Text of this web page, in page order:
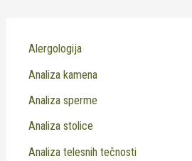
Alergologija
Analiza kamena
Analiza sperme
Analiza stolice
Analiza telesnih tečnosti